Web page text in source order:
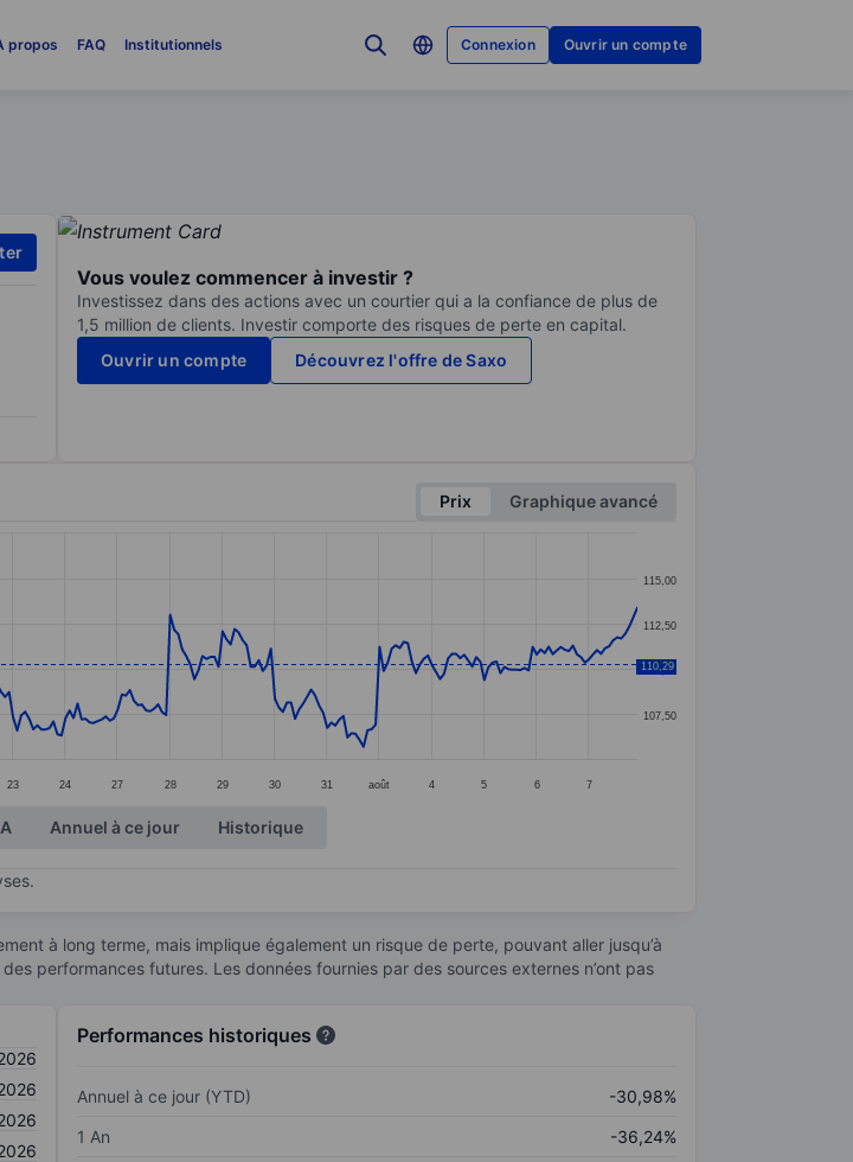
propos FAQ Institutionnels Connexion Ouvrir un compte
Vous voulez commencer à investir ?
Investissez dans des actions avec un courtier qui a la confiance de plus de
1,5 million de clients. Investir comporte des risques de perte en capital.
Ouvrir un compte
Découvrez l'offre de Saxo
Prix
Graphique avancé
to 116.18.
23 24 27 28 29 30 31 août 4 5 6 7
107,50
110,00
112,50
115,00
110,29
Annuel à ce jour Historique
à long terme, mais implique également un risque de perte, pouvant aller jusqu’à
performances futures. Les données fournies par des sources externes n’ont pas
Performances historiques
Annuel à ce jour (YTD)
-30,98%
1 An
-36,24%